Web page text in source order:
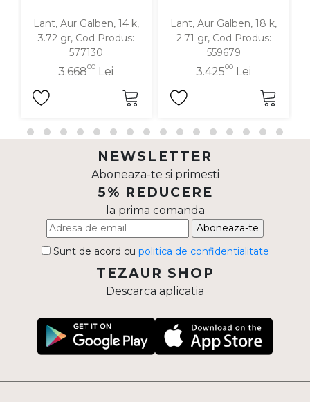
Lant, Aur Galben, 14 k,
3.72 gr, Cod Produs:
577130
3.66800 Lei
Lant, Aur Galben, 18 k,
2.71 gr, Cod Produs:
559679
3.42500 Lei
NEWSLETTER
Aboneaza-te si primesti
5% REDUCERE
la prima comanda
Aboneaza-te
Sunt de acord cu politica de confidentialitate
TEZAUR SHOP
Descarca aplicatia